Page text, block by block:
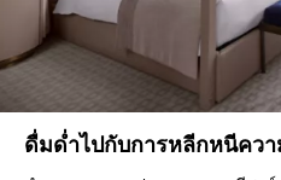
ดื่มด่ำไปกับการหลีกหนีคว